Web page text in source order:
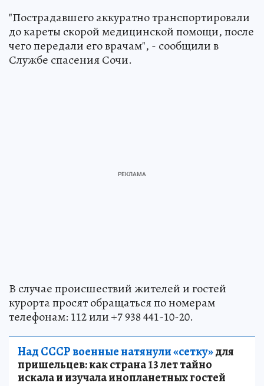
"Пострадавшего аккуратно транспортировали
до кареты скорой медицинской помощи, после
чего передали его врачам", - сообщили в
Службе спасения Сочи.
В случае происшествий жителей и гостей
курорта просят обращаться по номерам
телефонам: 112 или +7 938 441-10-20.
Над СССР военные натянули «сетку»для
пришельцев: как страна 13 лет тайно
искала и изучала инопланетных гостей